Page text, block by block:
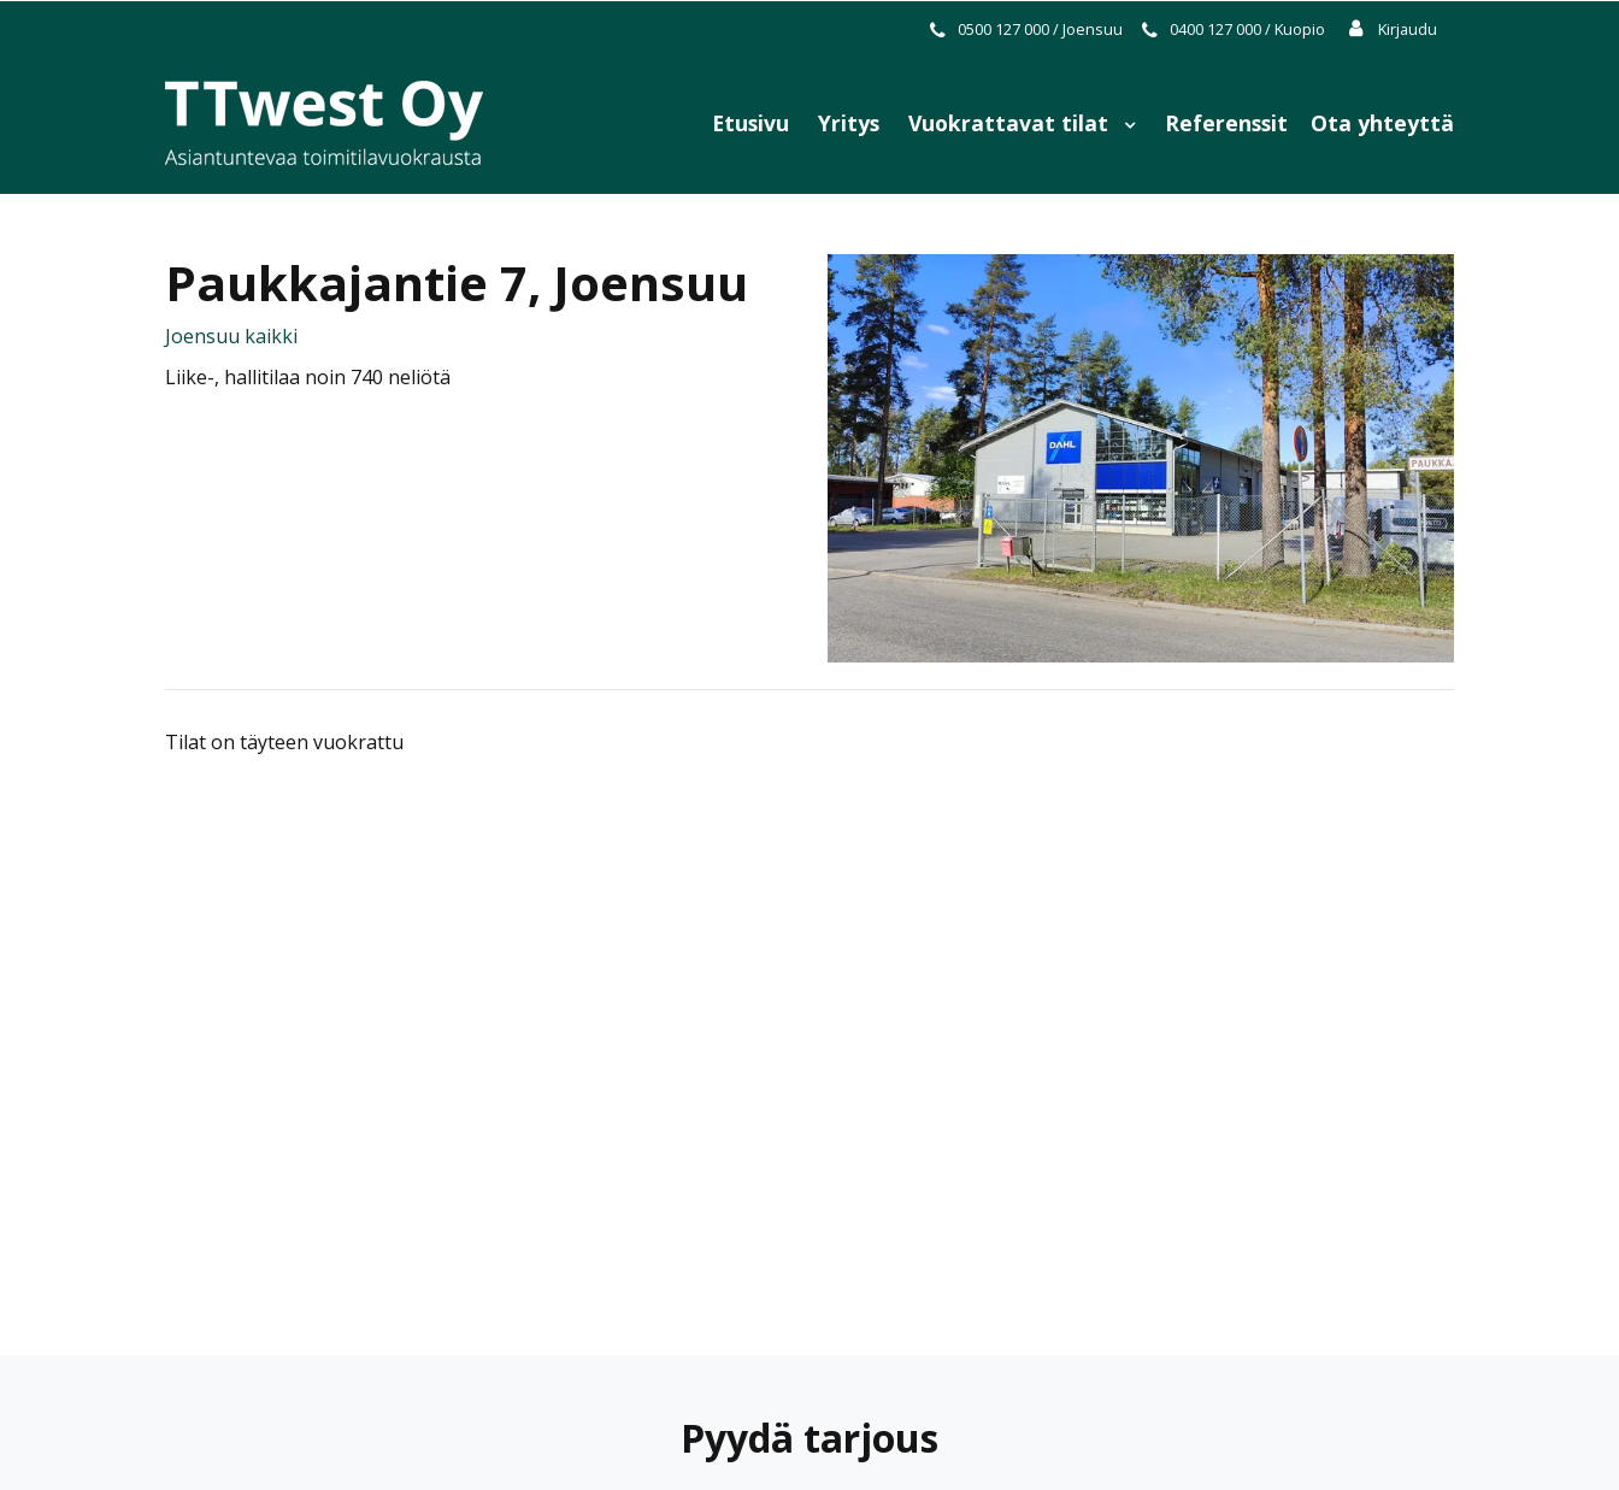
0500 127 000 / Joensuu 0400 127 000 / Kuopio Kirjaudu
Etusivu Yritys Vuokrattavat tilat Referenssit Ota yhteyttä
Paukkajantie 7, Joensuu
Joensuu kaikki
Liike-, hallitilaa noin 740 neliötä
Tilat on täyteen vuokrattu
Pyydä tarjous